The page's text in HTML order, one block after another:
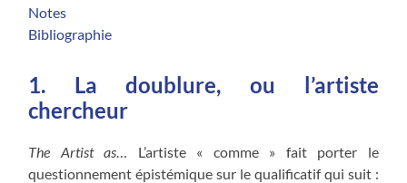
Notes
Bibliographie
1. La doublure, ou l’artiste
chercheur
The Artist as … L’artiste « comme » fait porter le
questionnement épistémique sur le qualificatif qui suit :